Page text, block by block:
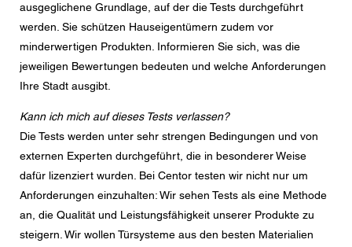
ausgeglichene Grundlage, auf der die Tests durchgeführt
werden. Sie schützen Hauseigentümern zudem vor
minderwertigen Produkten. Informieren Sie sich, was die
jeweiligen Bewertungen bedeuten und welche Anforderungen
Ihre Stadt ausgibt.
Kann ich mich auf dieses Tests verlassen?
Die Tests werden unter sehr strengen Bedingungen und von
externen Experten durchgeführt, die in besonderer Weise
dafür lizenziert wurden. Bei Centor testen wir nicht nur um
Anforderungen einzuhalten: Wir sehen Tests als eine Methode
an, die Qualität und Leistungsfähigkeit unserer Produkte zu
steigern. Wir wollen Türsysteme aus den besten Materialien